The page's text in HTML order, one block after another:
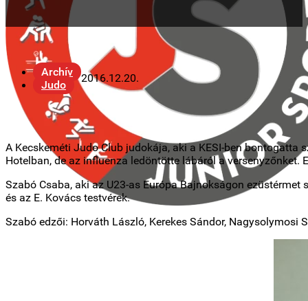
Archív
Judo
2016.12.20.
A Kecskeméti Judo Club judokája, aki a KESI-ben
Hotelban, de az influenza ledöntötte lábáról a
Szabó Csaba, aki az U23-as Európa Bajnokságon
és az E. Kovács testvérek.
Szabó edzői: Horváth László, Kerekes Sándor,